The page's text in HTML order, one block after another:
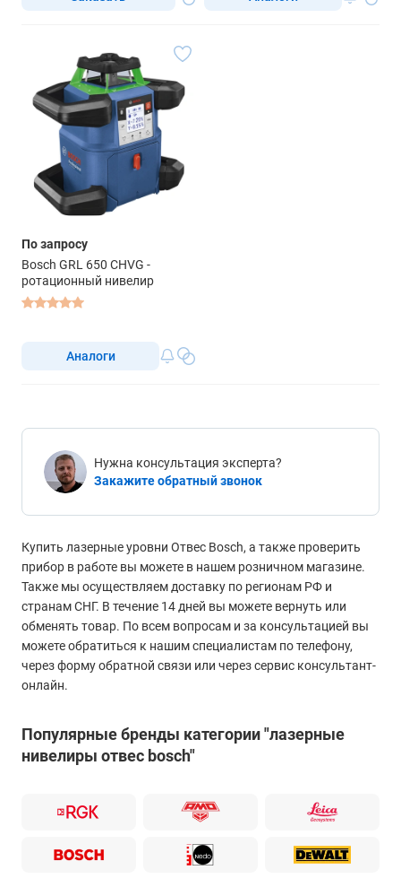
По запросу
Bosch GRL 650 CHVG -
ротационный нивелир
Аналоги
Нужна консультация эксперта?
Закажите обратный звонок
Купить лазерные уровни Отвес Bosch, а также проверить
прибор в работе вы можете в нашем розничном магазине.
Также мы осуществляем доставку по регионам РФ и
странам СНГ. В течение 14 дней вы можете вернуть или
обменять товар. По всем вопросам и за консультацией вы
можете обратиться к нашим специалистам по телефону,
через форму обратной связи или через сервис консультант-
онлайн.
Популярные бренды категории "лазерные
нивелиры отвес bosch"